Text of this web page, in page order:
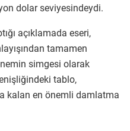
dolar seviyesindeydi.
açıklamada eseri,
tamamen
simgesi olarak
tablo,
kalan en önemli damlatma